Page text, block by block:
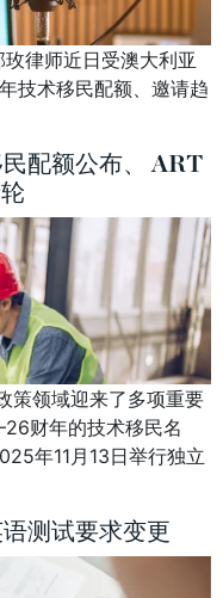
律师近日受澳大利亚
技术移民配额、邀请趋
配额公布、 ART
策领域迎来了多项重要
财年的技术移民名
年11月13日举行独立
测试要求变更